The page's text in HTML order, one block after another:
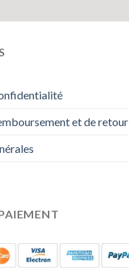
et de retour